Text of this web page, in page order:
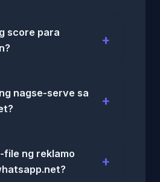
score para
nagse-serve sa
file ng reklamo